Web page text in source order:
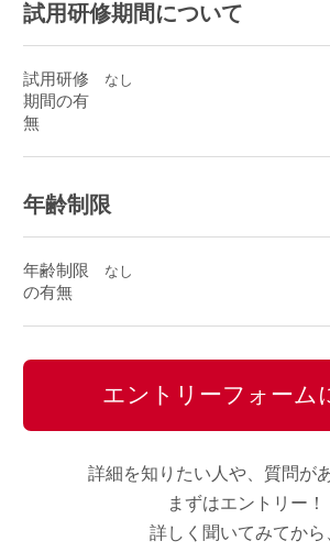
試用研修期間について
試用研修
期間の有
無
なし
年齢制限
年齢制限
の有無
なし
エントリーフォーム
詳細を知りたい人や、質問が
まずはエントリー！
詳しく聞いてみてから